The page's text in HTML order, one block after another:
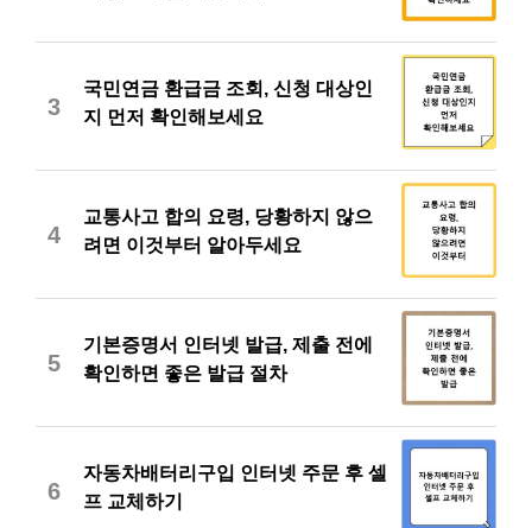
3
국민연금 환급금 조회, 신청 대상인
지 먼저 확인해보세요
4
교통사고 합의 요령, 당황하지 않으
려면 이것부터 알아두세요
5
기본증명서 인터넷 발급, 제출 전에
확인하면 좋은 발급 절차
6
자동차배터리구입 인터넷 주문 후 셀
프 교체하기